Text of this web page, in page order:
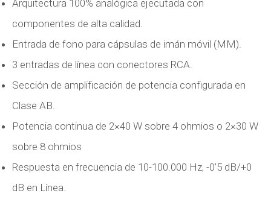
Arquitectura 100% analógica ejecutada con
componentes de alta calidad.
Entrada de fono para cápsulas de imán móvil (MM).
3 entradas de línea con conectores RCA.
Sección de amplificación de potencia configurada en
Clase AB.
Potencia continua de 2×40 W sobre 4 ohmios o 2×30 W
sobre 8 ohmios
Respuesta en frecuencia de 10-100.000 Hz, -0’5 dB/+0
dB en Línea.